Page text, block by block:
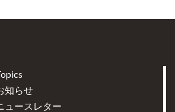
知らせ
ュースレター